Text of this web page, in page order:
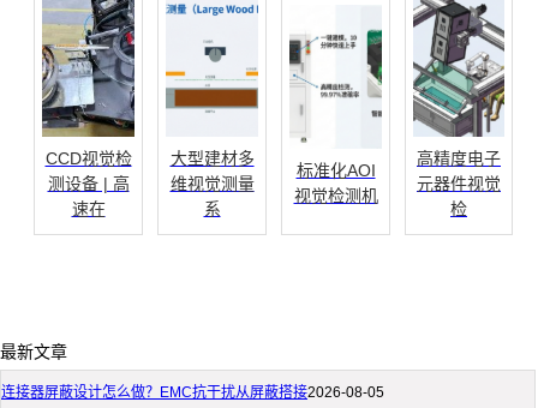
CCD视觉检
测设备 | 高
速在
大型建材多
维视觉测量
系
标准化AOI
视觉检测机
高精度电子
元器件视觉
检
最新文章
连接器屏蔽设计怎么做？EMC抗干扰从屏蔽搭接2026-08-05